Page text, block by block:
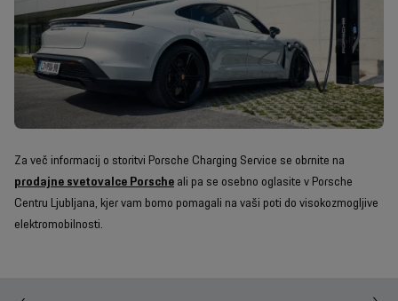
Za več informacij o storitvi Porsche Charging Service se obrnite na
prodajne svetovalce Porsche ali pa se osebno oglasite v Porsche
Centru Ljubljana, kjer vam bomo pomagali na vaši poti do visokozmogljive
elektromobilnosti.